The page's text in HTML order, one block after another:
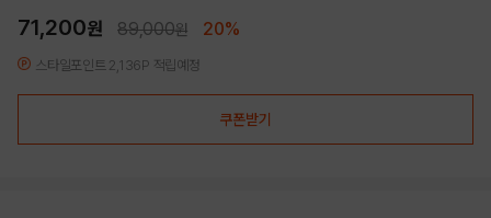
71,200원 89,000원 20%
스타일포인트 2,136P 적립예정
쿠폰받기